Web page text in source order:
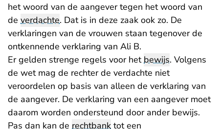
het woord van de aangever tegen het woord van
de verdachte. Dat is in deze zaak ook zo. De
verklaringen van de vrouwen staan tegenover de
ontkennende verklaring van Ali B.
Er gelden strenge regels voor hetbewijs. Volgens
de wet mag de rechter de verdachte niet
veroordelen op basis van alleen de verklaring van
de aangever. De verklaring van een aangever moet
daarom worden ondersteund door ander bewijs.
Pas dan kan de rechtbank tot een